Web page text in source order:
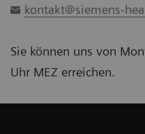
kontakt@siemens-
Sie können uns von
Uhr MEZ erreichen.